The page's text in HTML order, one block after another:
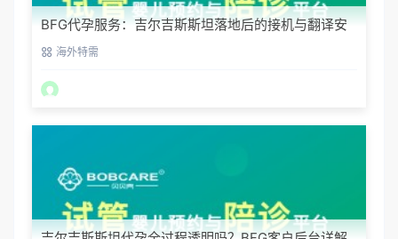
BFG代孕服务：吉尔吉斯斯坦落地后的接机与翻译安
排 海外特需